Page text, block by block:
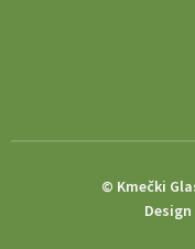
© Kmečki